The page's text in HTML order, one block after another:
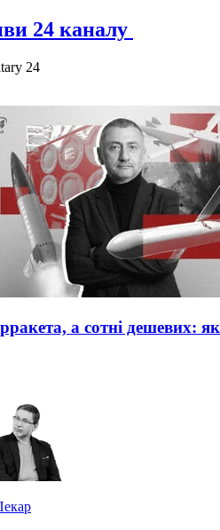
24 каналу
24
а сотні дешевих: